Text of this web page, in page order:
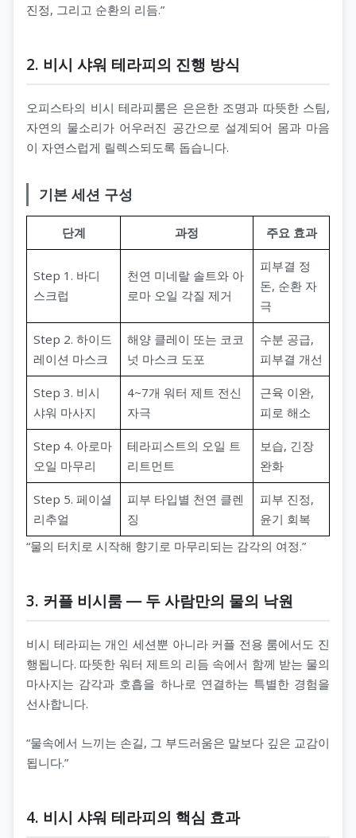
진정, 그리고 순환의 리듬.”
2. 비시 샤워 테라피의 진행 방식
오피스타의 비시 테라피룸은 은은한 조명과 따뜻한 스팀,
자연의 물소리가 어우러진 공간으로 설계되어 몸과 마음
이 자연스럽게 릴렉스되도록 돕습니다.
기본 세션 구성
단계 과정 주요 효과
Step 1. 바디
스크럽
천연 미네랄 솔트와 아
로마 오일 각질 제거
피부결 정
돈, 순환 자
극
Step 2. 하이드
레이션 마스크
해양 클레이 또는 코코
넛 마스크 도포
수분 공급,
피부결 개선
Step 3. 비시
샤워 마사지
4~7개 워터 제트 전신
자극
근육 이완,
피로 해소
Step 4. 아로마
오일 마무리
테라피스트의 오일 트
리트먼트
보습, 긴장
완화
Step 5. 페이셜
리추얼
피부 타입별 천연 클렌
징
피부 진정,
윤기 회복
“물의 터치로 시작해 향기로 마무리되는 감각의 여정.”
3. 커플 비시룸 ― 두 사람만의 물의 낙원
비시 테라피는 개인 세션뿐 아니라 커플 전용 룸에서도 진
행됩니다. 따뜻한 워터 제트의 리듬 속에서 함께 받는 물의
마사지는 감각과 호흡을 하나로 연결하는 특별한 경험을
선사합니다.
“물속에서 느끼는 손길, 그 부드러움은 말보다 깊은 교감이
됩니다.”
4. 비시 샤워 테라피의 핵심 효과